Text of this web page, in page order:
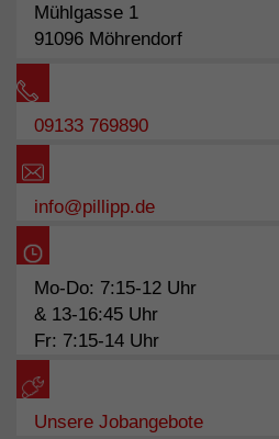
Mühlgasse 1
91096 Möhrendorf
09133 769890
info@pillipp.de
Mo-Do: 7:15-12 Uhr
& 13-16:45 Uhr
Fr: 7:15-14 Uhr
Unsere Jobangebote